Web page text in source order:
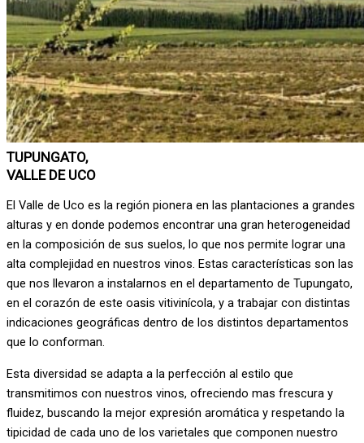
TUPUNGATO,
VALLE DE UCO
El Valle de Uco es la región pionera en las plantaciones a grandes
alturas y en donde podemos encontrar una gran heterogeneidad
en la composición de sus suelos, lo que nos permite lograr una
alta complejidad en nuestros vinos. Estas características son las
que nos llevaron a instalarnos en el departamento de Tupungato,
en el corazón de este oasis vitivinícola, y a trabajar con distintas
indicaciones geográficas dentro de los distintos departamentos
que lo conforman.
Esta diversidad se adapta a la perfección al estilo que
transmitimos con nuestros vinos, ofreciendo mas frescura y
fluidez, buscando la mejor expresión aromática y respetando la
tipicidad de cada uno de los varietales que componen nuestro